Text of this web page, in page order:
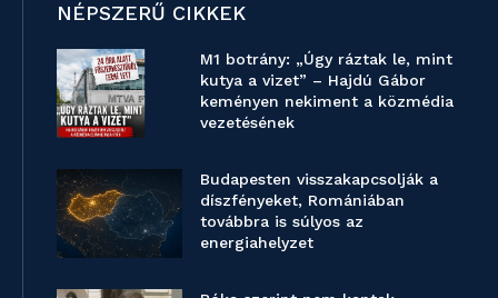
NÉPSZERŰ CIKKEK
M1 botrány: „Úgy ráztak le, mint
kutya a vizet” – Hajdú Gábor
keményen nekiment a közmédia
vezetésének
Budapesten visszakapcsolják a
díszfényeket, Romániában
továbbra is súlyos az
energiahelyzet